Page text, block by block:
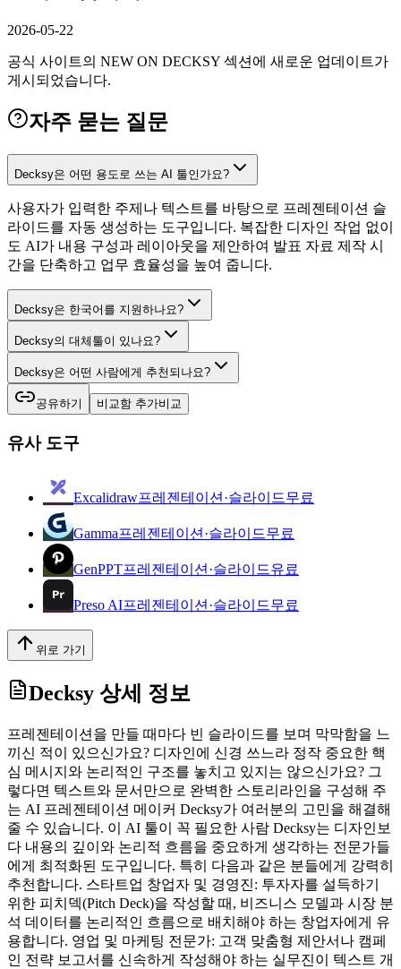
2026-05-22
공식 사이트의 NEW ON DECKSY 섹션에 새로운 업데이트가
게시되었습니다.
자주 묻는 질문
Decksy은 어떤 용도로 쓰는 AI 툴인가요?
사용자가 입력한 주제나 텍스트를 바탕으로 프레젠테이션 슬
라이드를 자동 생성하는 도구입니다. 복잡한 디자인 작업 없이
도 AI가 내용 구성과 레이아웃을 제안하여 발표 자료 제작 시
간을 단축하고 업무 효율성을 높여 줍니다.
Decksy은 한국어를 지원하나요?
Decksy의 대체툴이 있나요?
Decksy은 어떤 사람에게 추천되나요?
공유하기 비교함 추가비교
유사 도구
Excalidraw프레젠테이션·슬라이드무료
Gamma프레젠테이션·슬라이드무료
GenPPT프레젠테이션·슬라이드유료
Preso AI프레젠테이션·슬라이드무료
위로 가기
Decksy 상세 정보
프레젠테이션을 만들 때마다 빈 슬라이드를 보며 막막함을 느
끼신 적이 있으신가요? 디자인에 신경 쓰느라 정작 중요한 핵
심 메시지와 논리적인 구조를 놓치고 있지는 않으신가요? 그
렇다면 텍스트와 문서만으로 완벽한 스토리라인을 구성해 주
는 AI 프레젠테이션 메이커 Decksy가 여러분의 고민을 해결해
줄 수 있습니다. 이 AI 툴이 꼭 필요한 사람 Decksy는 디자인보
다 내용의 깊이와 논리적 흐름을 중요하게 생각하는 전문가들
에게 최적화된 도구입니다. 특히 다음과 같은 분들에게 강력히
추천합니다. 스타트업 창업자 및 경영진: 투자자를 설득하기
위한 피치덱(Pitch Deck)을 작성할 때, 비즈니스 모델과 시장 분
석 데이터를 논리적인 흐름으로 배치해야 하는 창업자에게 유
용합니다. 영업 및 마케팅 전문가: 고객 맞춤형 제안서나 캠페
인 전략 보고서를 신속하게 작성해야 하는 실무진이 텍스트 개